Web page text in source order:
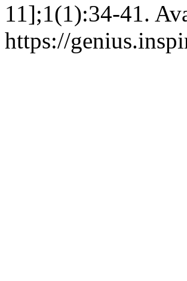
11];1(1):34-41.
https://